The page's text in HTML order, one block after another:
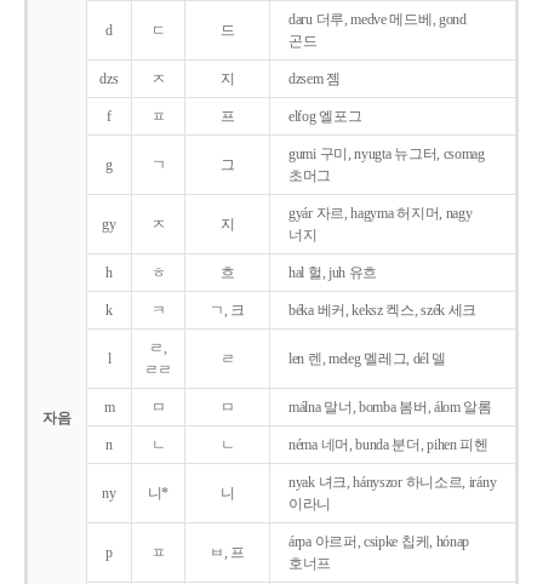
자음
d ㄷ 드
daru 더루, medve 메드베, gond
곤드
dzs ㅈ 지 dzsem 젬
f ㅍ 프 elfog 엘포그
g ㄱ 그
gumi 구미, nyugta 뉴그터, csomag
초머그
gy ㅈ 지
gyár 자르, hagyma 허지머, nagy
너지
h ㅎ 흐 hal 헐, juh 유흐
k ㅋ ㄱ, 크 béka 베커, keksz 켁스, szék 세크
l
ㄹ,
ㄹㄹ
ㄹ len 렌, meleg 멜레그, dél 델
m ㅁ ㅁ málna 말너, bomba 봄버, álom 알롬
n ㄴ ㄴ néma 네머, bunda 분더, pihen 피헨
ny 니* 니
nyak 녀크, hányszor 하니소르, irány
이라니
p ㅍ ㅂ, 프
árpa 아르퍼, csipke 칩케, hónap
호너프